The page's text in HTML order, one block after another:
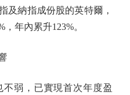
及納指成份股的英特爾，
年內累升123%。
弱，已實現首次年度盈